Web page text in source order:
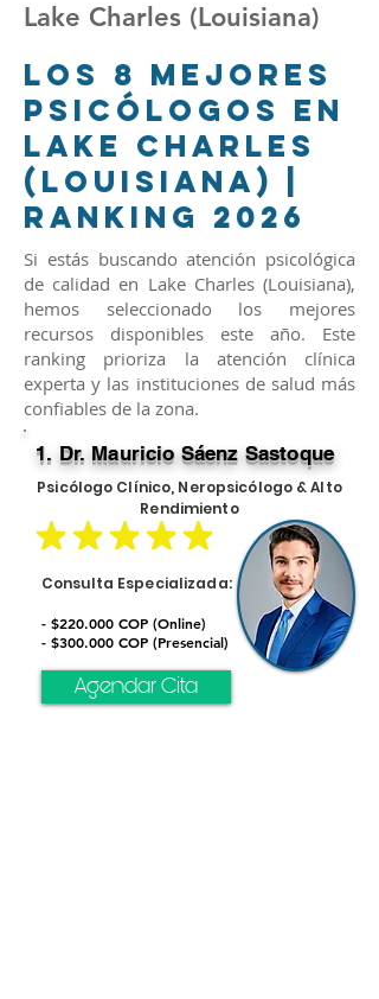
Lake Charles (Louisiana)
Los 8 Mejores
Psicólogos en
Lake Charles
(Louisiana) |
Ranking 2026
Si estás buscando atención psicológica
de calidad en Lake Charles (Louisiana),
hemos seleccionado los mejores
recursos disponibles este año. Este
ranking prioriza la atención clínica
experta y las instituciones de salud más
confiables de la zona.
1. Dr. Mauricio Sáenz Sastoque
Psicólogo Clínico, Neropsicólogo & Alto
Rendimiento
Agendar Cita
Consulta Especializada:
- $220.000 COP (Online)
- $300.000 COP (Presencial)